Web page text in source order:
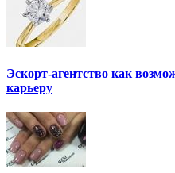
Эскорт-агентство как
карьеру